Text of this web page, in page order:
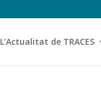
L’Actualitat de TRACES